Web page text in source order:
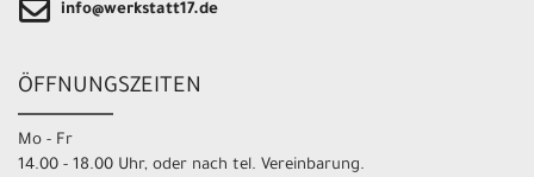
info@werkstatt17.de
ÖFFNUNGSZEITEN
Mo - Fr
14.00 - 18.00 Uhr, oder nach tel. Vereinbarung.